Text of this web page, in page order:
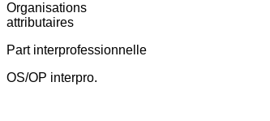
Organisations
attributaires
Part interprofessionnelle
OS/OP interpro.